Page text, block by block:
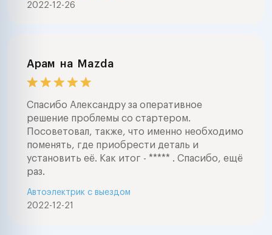
2022-12-26
Арам на Mazda
Спасибо Александру за оперативное
решение проблемы со стартером.
Посоветовал, также, что именно необходимо
поменять, где приобрести деталь и
установить её. Как итог - ***** . Спасибо, ещё
раз.
2022-12-21
Автоэлектрик с выездом